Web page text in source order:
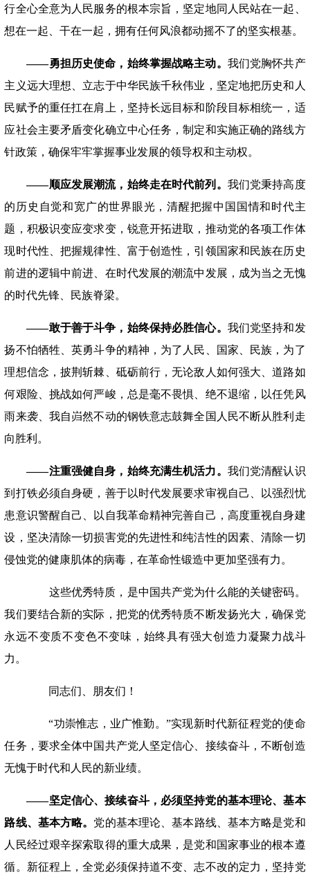
行全心全意为人民服务的根本宗旨，坚定地同人民站在一起、
想在一起、干在一起，拥有任何风浪都动摇不了的坚实根基。
——勇担历史使命，始终掌握战略主动。 我们党胸怀共产
主义远大理想、立志于中华民族千秋伟业，坚定地把历史和人
民赋予的重任扛在肩上，坚持长远目标和阶段目标相统一，适
应社会主要矛盾变化确立中心任务，制定和实施正确的路线方
针政策，确保牢牢掌握事业发展的领导权和主动权。
——顺应发展潮流，始终走在时代前列。 我们党秉持高度
的历史自觉和宽广的世界眼光，清醒把握中国国情和时代主
题，积极识变应变求变，锐意开拓进取，推动党的各项工作体
现时代性、把握规律性、富于创造性，引领国家和民族在历史
前进的逻辑中前进、在时代发展的潮流中发展，成为当之无愧
的时代先锋、民族脊梁。
——敢于善于斗争，始终保持必胜信心。 我们党坚持和发
扬不怕牺牲、英勇斗争的精神，为了人民、国家、民族，为了
理想信念，披荆斩棘、砥砺前行，无论敌人如何强大、道路如
何艰险、挑战如何严峻，总是毫不畏惧、绝不退缩，以任凭风
雨来袭、我自岿然不动的钢铁意志鼓舞全国人民不断从胜利走
向胜利。
——注重强健自身，始终充满生机活力。 我们党清醒认识
到打铁必须自身硬，善于以时代发展要求审视自己、以强烈忧
患意识警醒自己、以自我革命精神完善自己，高度重视自身建
设，坚决清除一切损害党的先进性和纯洁性的因素、清除一切
侵蚀党的健康肌体的病毒，在革命性锻造中更加坚强有力。
这些优秀特质，是中国共产党为什么能的关键密码。
我们要结合新的实际，把党的优秀特质不断发扬光大，确保党
永远不变质不变色不变味，始终具有强大创造力凝聚力战斗
力。
同志们、朋友们！
“功崇惟志，业广惟勤。”实现新时代新征程党的使命
任务，要求全体中国共产党人坚定信心、接续奋斗，不断创造
无愧于时代和人民的新业绩。
——坚定信心、接续奋斗，必须坚持党的基本理论、基本
路线、基本方略。 党的基本理论、基本路线、基本方略是党和
人民经过艰辛探索取得的重大成果，是党和国家事业的根本遵
循。新征程上，全党必须保持道不变、志不改的定力，坚持党